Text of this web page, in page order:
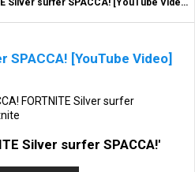
Silver surfer SPACCA! [YouTube Video]
SPACCA! [YouTube Video]
FORTNITE Silver surfer
Silver surfer SPACCA!'